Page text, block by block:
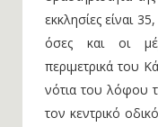
εκκλησίες είναι
όσες και οι
περιμετρικά του
νότια του λόφου
τον κεντρικό